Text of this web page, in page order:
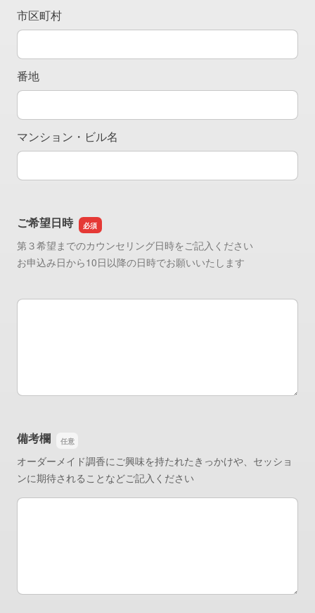
市区町村
番地
マンション・ビル名
ご希望日時
第３希望までのカウンセリング日時をご記入ください
お申込み日から10日以降の日時でお願いいたします
ご希望日時
備考欄
オーダーメイド調香にご興味を持たれたきっかけや、セッショ
ンに期待されることなどご記入ください
備考欄